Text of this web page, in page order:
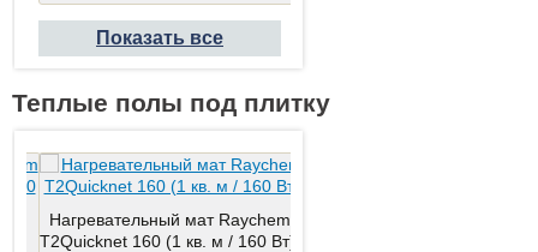
Показать все
Теплые полы под плитку
Нагревательный мат Raychem
T2Quicknet 160 (1 кв. м / 160 Вт)